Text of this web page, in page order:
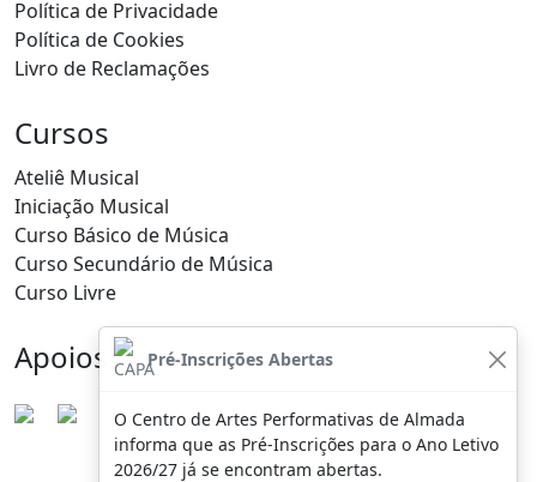
Política de Privacidade
Política de Cookies
Livro de Reclamações
Cursos
Ateliê Musical
Iniciação Musical
Curso Básico de Música
Curso Secundário de Música
Curso Livre
Apoios Pré-Inscrições Abertas
O Centro de Artes Performativas de Almada
informa que as Pré-Inscrições para o Ano Letivo
2026/27 já se encontram abertas.